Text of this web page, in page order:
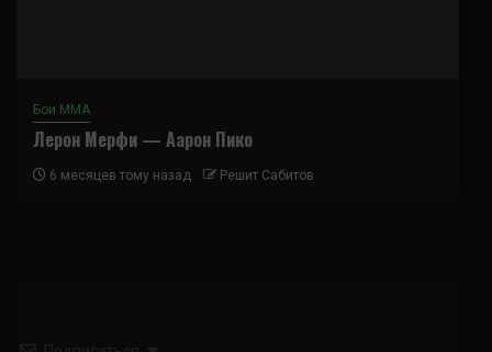
Бои ММА
Лерон Мерфи — Аарон Пико
6 месяцев тому назад Решит Сабитов